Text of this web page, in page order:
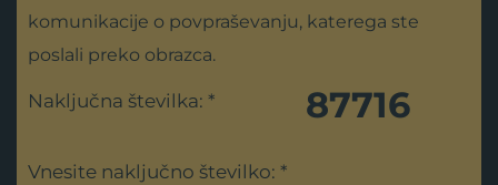
komunikacije o povpraševanju, katerega ste
poslali preko obrazca.
Naključna številka: * 87716
Vnesite naključno številko: *